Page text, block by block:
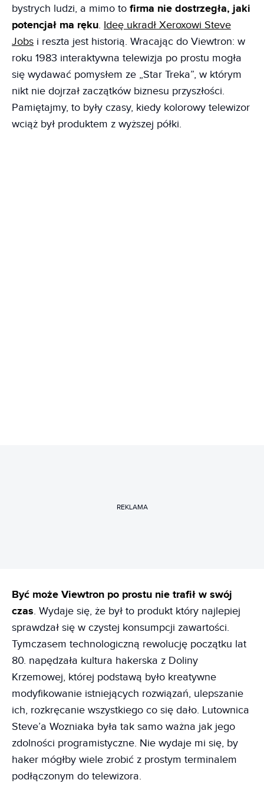
bystrych ludzi, a mimo to firma nie dostrzegła, jaki
potencjał ma ręku. Ideę ukradł Xeroxowi Steve
Jobs i reszta jest historią. Wracając do Viewtron: w
roku 1983 interaktywna telewizja po prostu mogła
się wydawać pomysłem ze „Star Treka”, w którym
nikt nie dojrzał zaczątków biznesu przyszłości.
Pamiętajmy, to były czasy, kiedy kolorowy telewizor
wciąż był produktem z wyższej półki.
REKLAMA
Być może Viewtron po prostu nie trafił w swój
czas. Wydaje się, że był to produkt który najlepiej
sprawdzał się w czystej konsumpcji zawartości.
Tymczasem technologiczną rewolucję początku lat
80. napędzała kultura hakerska z Doliny
Krzemowej, której podstawą było kreatywne
modyfikowanie istniejących rozwiązań, ulepszanie
ich, rozkręcanie wszystkiego co się dało. Lutownica
Steve’a Wozniaka była tak samo ważna jak jego
zdolności programistyczne. Nie wydaje mi się, by
haker mógłby wiele zrobić z prostym terminalem
podłączonym do telewizora.